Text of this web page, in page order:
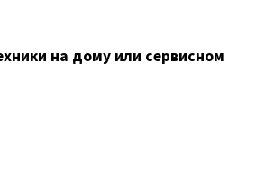
на дому или сервисном